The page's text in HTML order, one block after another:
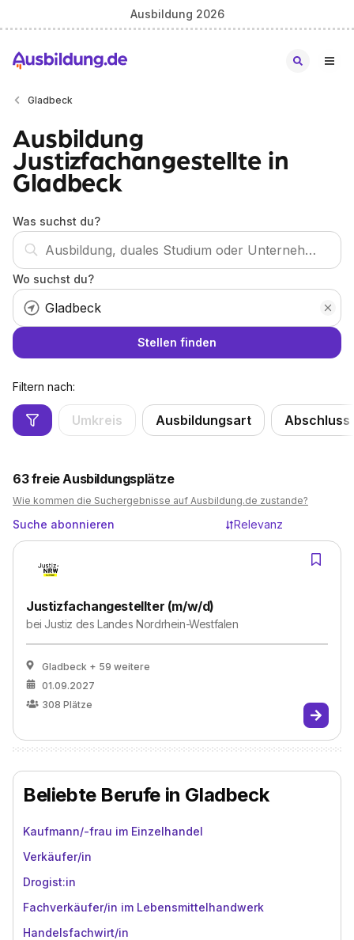
Ausbildung 2026
Gladbeck
Ausbildung
Justizfachangestellte in
Gladbeck
Was suchst du?
Wo suchst du?
Stellen finden
Filtern nach:
Umkreis Ausbildungsart Abschluss
63freie Ausbildungsplätze
Wie kommen die Suchergebnisse auf Ausbildung.de zustande?
Suche abonnieren Relevanz
Justizfachangestellter (m/w/d)
bei Justiz des Landes Nordrhein-Westfalen
Gladbeck + 59 weitere
01.09.2027
308 Plätze
Beliebte Berufe in Gladbeck
Kaufmann/-frau im Einzelhandel
Verkäufer/in
Drogist:in
Fachverkäufer/in im Lebensmittelhandwerk
Handelsfachwirt/in